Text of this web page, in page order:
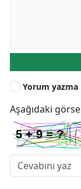
Yorum yazma
Aşağıdaki